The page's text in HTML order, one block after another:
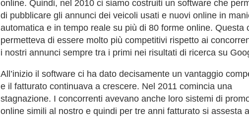
online. Quindi, nel 2010 ci siamo costruiti un software che
di pubblicare gli annunci dei veicoli usati e nuovi online in
automatica e in tempo reale su più di 80 forme online. Questa
permetteva di essere molto più competitivi rispetto ai
i nostri annunci sempre tra i primi nei risultati di ricerca su
All’inizio il software ci ha dato decisamente un vantaggio
e il fatturato continuava a crescere. Nel 2011 comincia una
stagnazione. I concorrenti avevano anche loro sistemi di
online simili al nostro e quindi per tre anni fatturato si assesta